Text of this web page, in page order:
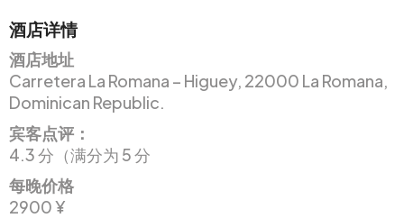
酒店详情
酒店地址
Carretera La Romana – Higuey, 22000 La Romana,
Dominican Republic.
宾客点评：
4.3 分（满分为 5 分
每晚价格
2900 ¥